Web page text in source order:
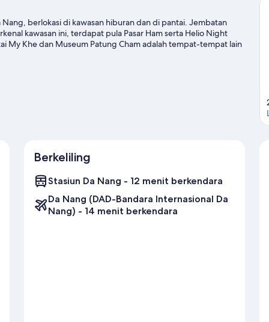
berlokasi di kawasan hiburan dan di pantai. Jembatan
kawasan ini, terdapat pula Pasar Ham serta Helio Night
My Khe dan Museum Patung Cham adalah tempat-tempat lain
Berkeliling
Stasiun Da Nang - 12 menit berkendara
Da Nang (DAD-Bandara Internasional Da
Nang) - 14 menit berkendara